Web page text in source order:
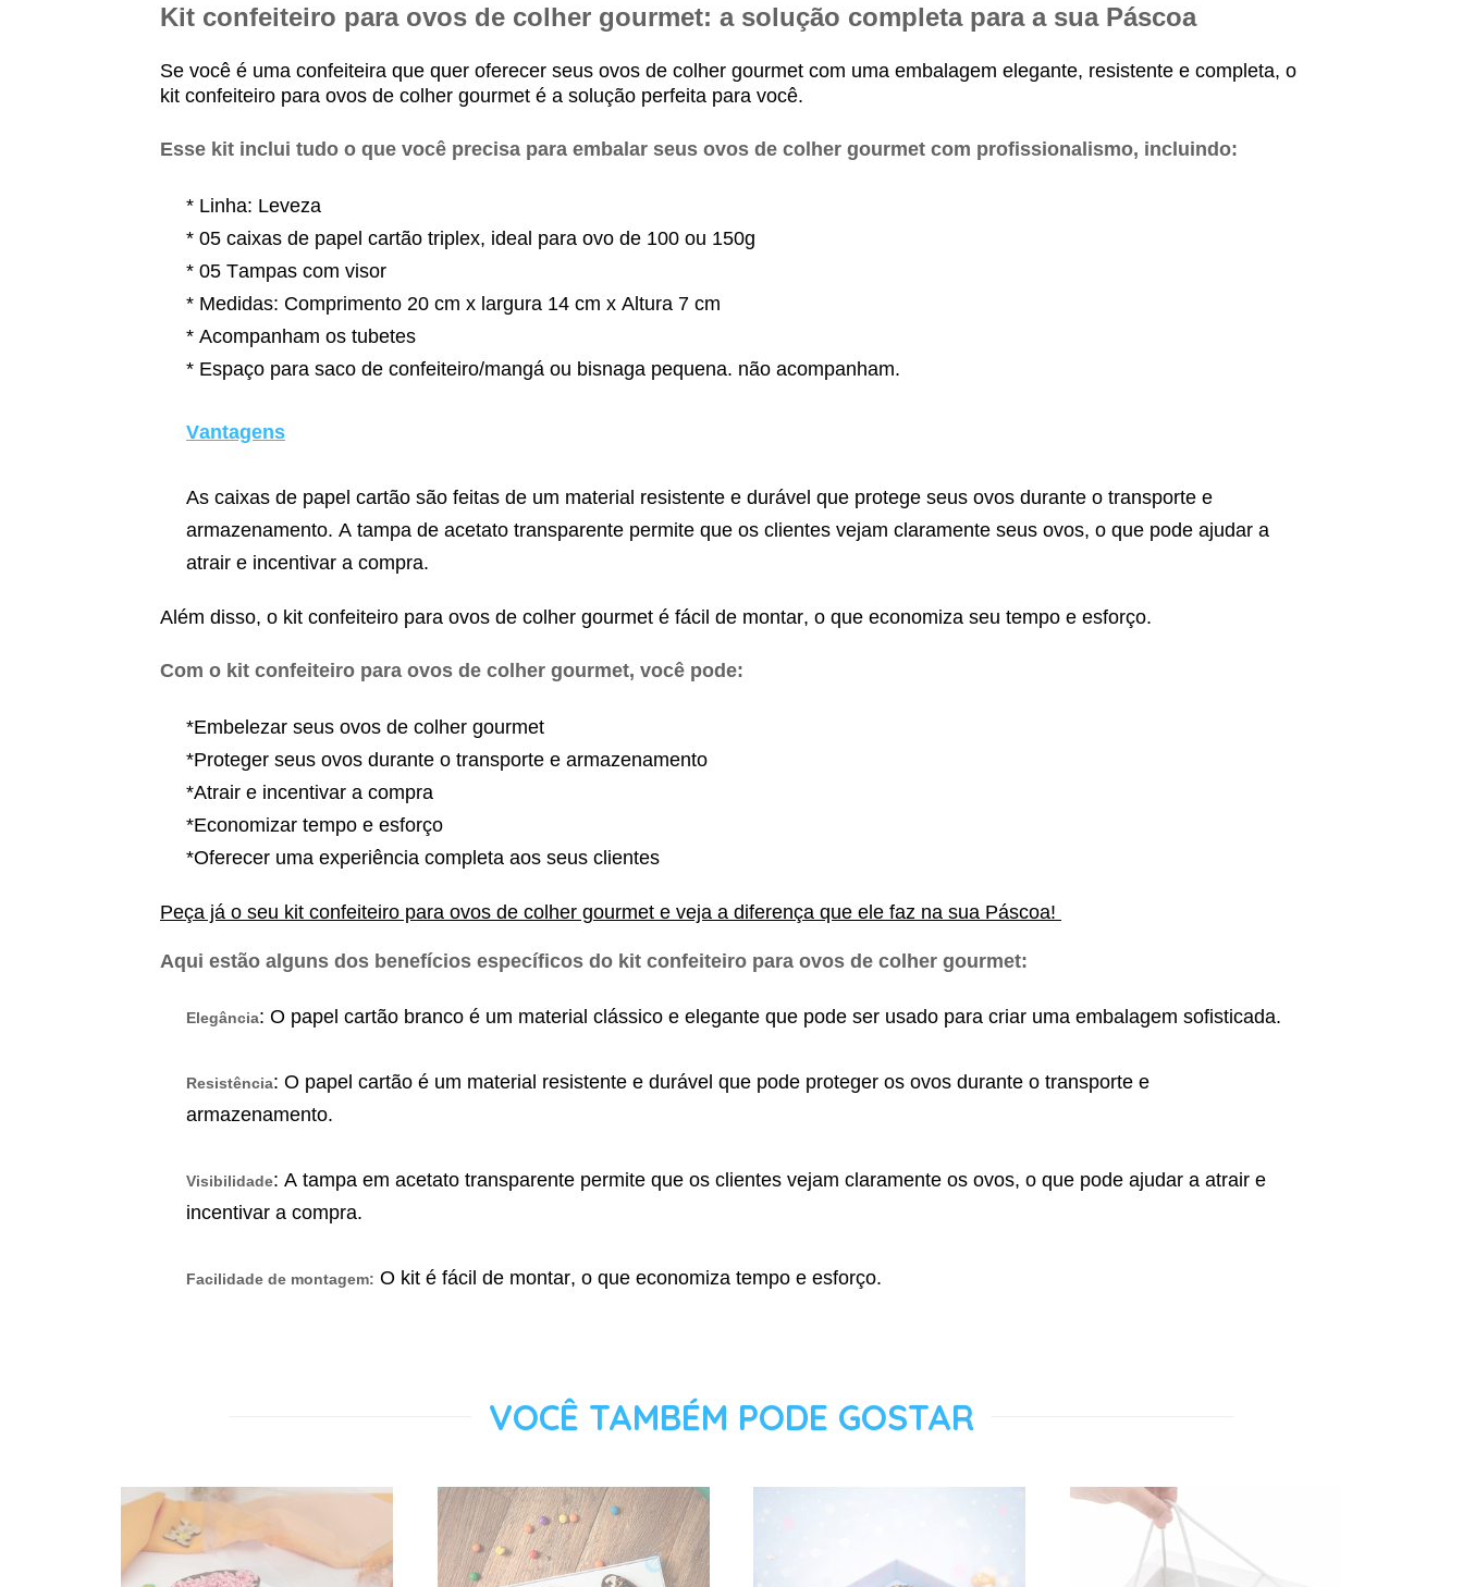
Kit confeiteiro para ovos de colher gourmet: a solução completa para a sua Páscoa
Se você é uma confeiteira que quer oferecer seus ovos de colher gourmet com uma embalagem elegante, resistente e completa, o
kit confeiteiro para ovos de colher gourmet é a solução perfeita para você.
Esse kit inclui tudo o que você precisa para embalar seus ovos de colher gourmet com profissionalismo, incluindo:
* Linha: Leveza
* 05 caixas de papel cartão triplex, ideal para ovo de 100 ou 150g
* 05 Tampas com visor
* Medidas: Comprimento 20 cm x largura 14 cm x Altura 7 cm
* Acompanham os tubetes
* Espaço para saco de confeiteiro/mangá ou bisnaga pequena. não acompanham.
Vantagens
As caixas de papel cartão são feitas de um material resistente e durável que protege seus ovos durante o transporte e
armazenamento. A tampa de acetato transparente permite que os clientes vejam claramente seus ovos, o que pode ajudar a
atrair e incentivar a compra.
Além disso, o kit confeiteiro para ovos de colher gourmet é fácil de montar, o que economiza seu tempo e esforço.
Com o kit confeiteiro para ovos de colher gourmet, você pode:
*Embelezar seus ovos de colher gourmet
*Proteger seus ovos durante o transporte e armazenamento
*Atrair e incentivar a compra
*Economizar tempo e esforço
*Oferecer uma experiência completa aos seus clientes
Peça já o seu kit confeiteiro para ovos de colher gourmet e veja a diferença que ele faz na sua Páscoa!
Aqui estão alguns dos benefícios específicos do kit confeiteiro para ovos de colher gourmet:
Elegância: O papel cartão branco é um material clássico e elegante que pode ser usado para criar uma embalagem sofisticada.
Resistência: O papel cartão é um material resistente e durável que pode proteger os ovos durante o transporte e
armazenamento.
Visibilidade: A tampa em acetato transparente permite que os clientes vejam claramente os ovos, o que pode ajudar a atrair e
incentivar a compra.
Facilidade de montagem: O kit é fácil de montar, o que economiza tempo e esforço.
VOCÊ TAMBÉM PODE GOSTAR